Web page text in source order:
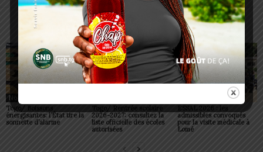
ARTICLES CONNEXES PLUS DE L'AUTEUR
Non classé
Togo/ Boissons
énergisantes: l’État tire la
sonnette d’alarme
Togo/ Rentrée scolaire
2026-2027: consultez la
liste officielle des écoles
autorisées
ESSAL 2026 : les
admissibles convoqués
pour la visite médicale à
Lomé